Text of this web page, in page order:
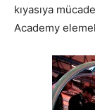
kıyasıya
Academy